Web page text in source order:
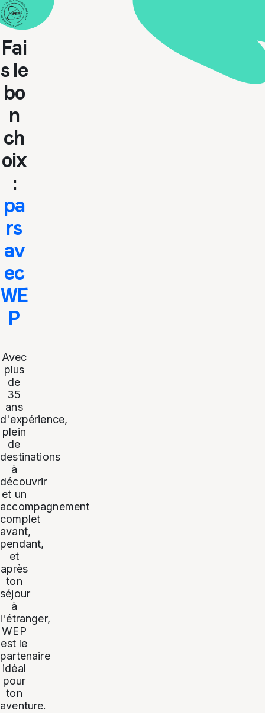
Fai
s le
bo
n
ch
oix
:
pa
rs
av
ec
WE
P
Avec
plus
de
35
ans
d'expérience,
plein
de
destinations
à
découvrir
et un
accompagnement
complet
avant,
pendant,
et
après
ton
séjour
à
l'étranger,
WEP
est le
partenaire
idéal
pour
ton
aventure.